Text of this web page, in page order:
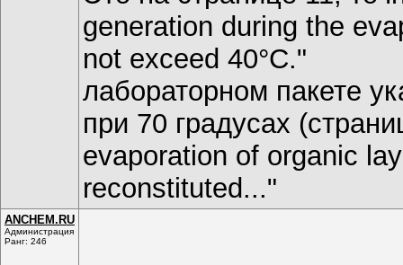
generation during the
not exceed 40°C."
лабораторном пакете
при 70 градусах
evaporation of organic
reconstituted..."
ANCHEM.RU
Администрация
Ранг: 246